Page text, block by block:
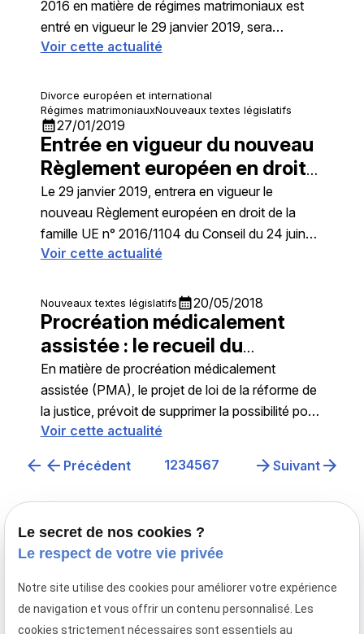
matrimoniaux
2016 en matière de régimes matrimoniaux est
entré en vigueur le 29 janvier 2019, sera
applicable aux époux présentant un élément
cette date.
Voir cette actualité
Divorce européen et international
Régimes matrimoniauxNouveaux textes législatifs
calendar_month27/01/2019
Entrée en vigueur du nouveau
Règlement européen en droit
de la famille
Le 29 janvier 2019, entrera en vigueur le
nouveau Règlement européen en droit de la
famille UE n° 2016/1104 du Conseil du 24 juin
2016 : Règlement « partenariats enregistrés » qui
partenariats enregistrés
Voir cette actualité
Nouveaux textes législatifscalendar_month20/05/2018
Procréation médicalement
assistée : le recueil du
consentement échappera au
Juge d'après le projet de loi
En matière de procréation médicalement
assistée (PMA), le projet de loi de la réforme de
la justice, prévoit de supprimer la possibilité pour
le Juge de recueillir le consentement des époux
consentement
Voir cette actualité
Précédent 1234567 Suivant
Avocat en droit de la famille à Paris,
le cabinet Maître Laurence MAYER intervient en
Le secret de nos cookies ?
Le respect de votre vie privée
Notre site utilise des cookies pour améliorer votre expérience
de navigation et vous offrir un contenu personnalisé. Les
cookies strictement nécessaires sont essentiels au